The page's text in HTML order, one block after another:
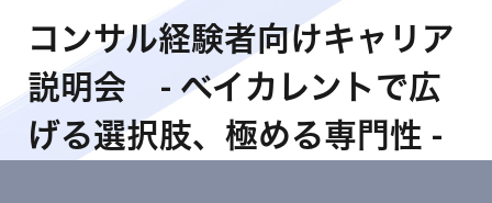
コンサル経験者向けキャリア
説明会 - ベイカレントで広
げる選択肢、極める専門性 -